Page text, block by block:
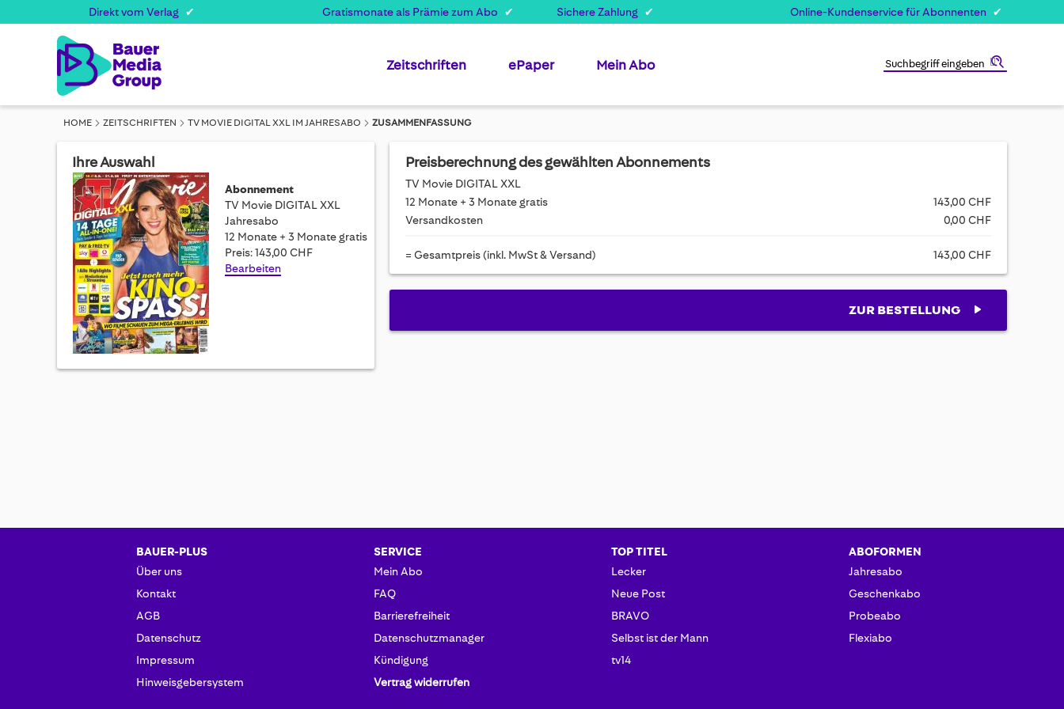
Direkt vom Verlag Gratismonate als Prämie zum Abo Sichere Zahlung Online-Kundenservice für Abonnenten
Zeitschriften ePaper Mein Abo
HOME ZEITSCHRIFTEN TV MOVIE DIGITAL XXL IM JAHRESABO ZUSAMMENFASSUNG
Ihre Auswahl
Abonnement
TV Movie DIGITAL XXL
Jahresabo
12 Monate + 3 Monate gratis
Preis: 143,00 CHF
Bearbeiten
Preisberechnung des gewählten Abonnements
TV Movie DIGITAL XXL
12 Monate + 3 Monate gratis
143,00 CHF
Versandkosten
0,00 CHF
= Gesamtpreis (inkl. MwSt & Versand) 143,00 CHF
ZUR BESTELLUNG
BAUER-PLUS
Über uns
Kontakt
AGB
Datenschutz
Impressum
Hinweisgebersystem
SERVICE
Mein Abo
FAQ
Barrierefreiheit
Datenschutzmanager
Kündigung
Vertrag widerrufen
TOP TITEL
Lecker
Neue Post
BRAVO
Selbst ist der Mann
tv14
ABOFORMEN
Jahresabo
Geschenkabo
Probeabo
Flexiabo